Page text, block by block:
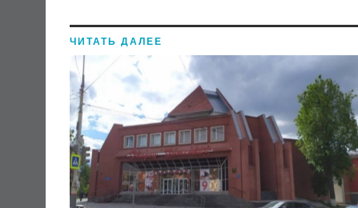
ЧИТАТЬ ДАЛЕЕ